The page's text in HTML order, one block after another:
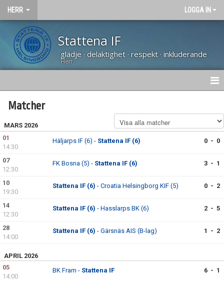
HERR LOGGA IN
Stattena IF
glädje · delaktighet · respekt · inkluderande
Herr
NYHETER
HEM
KALENDER
TRUPPEN
BILDGALLERI
DOKUMENT
KONTAKT
Matcher
MARS 2026
01
14:30
Häljarps IF (6) - Stattena IF (6) 0 - 0
07
12:30
FK Bosna (5) - Stattena IF (6) 3 - 1
10
19:30
Stattena IF (6) - Croatia Helsingborg KIF (5) 0 - 2
14
12:30
Stattena IF (6) - Hasslarps BK (6) 2 - 5
28
14:00
Stattena IF (6) - Gärsnäs AIS (B-lag) 1 - 2
APRIL 2026
05
14:00
BK Fram - Stattena IF 6 - 1